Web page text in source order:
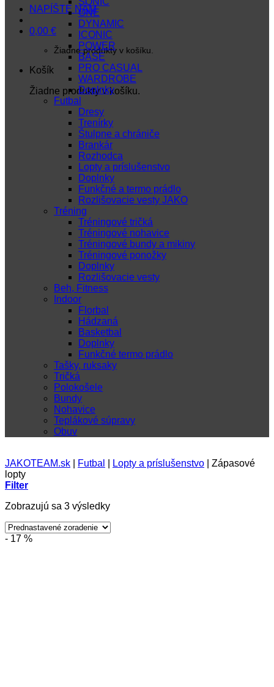
NAPÍŠTE NÁM
0,00 €
Žiadne produkty v košíku.
Košík
Žiadne produkty v košíku.
ONE
DYNAMIC
ICONIC
POWER
BASE
PRO CASUAL
WARDROBE
Doplnky
Futbal
Dresy
Trenírky
Štulpne a chrániče
Brankár
Rozhodca
Lopty a príslušenstvo
Doplnky
Funkčné a termo prádlo
Rozlišovacie vesty JAKO
Tréning
Tréningové tričká
Tréningové nohavice
Tréningové bundy a mikiny
Tréningové ponožky
Doplnky
Rozlišovacie vesty
Beh, Fitness
Indoor
Florbal
Hádzaná
Basketbal
Doplnky
Funkčné termo prádlo
Tašky, ruksaky
Tričká
Polokošele
Bundy
Nohavice
Teplákové súpravy
Obuv
JAKOTEAM.sk Futbal Lopty a príslušenstvo
Zápasové
lopty
Filter
Zobrazujú sa 3 výsledky
- 17 %